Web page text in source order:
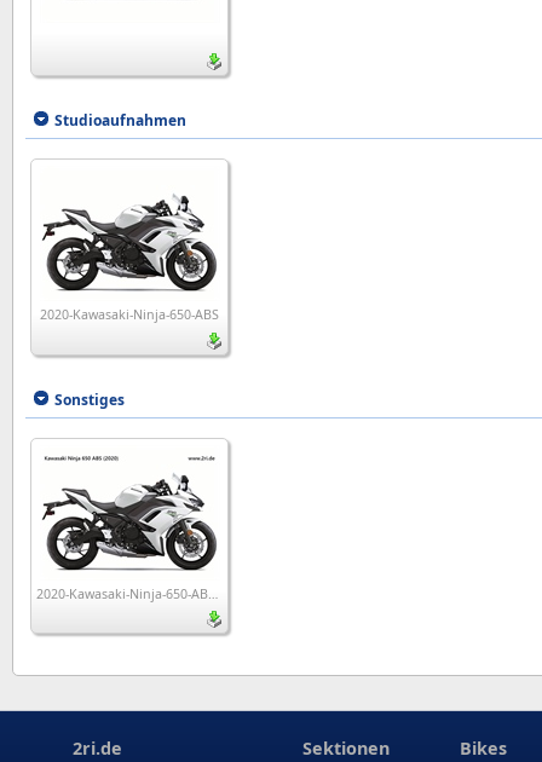
Studioaufnahmen
2020-Kawasaki-Ninja-650-ABS
Sonstiges
2020-Kawasaki-Ninja-650-ABS_wp1
2ri.de Sektionen Bikes